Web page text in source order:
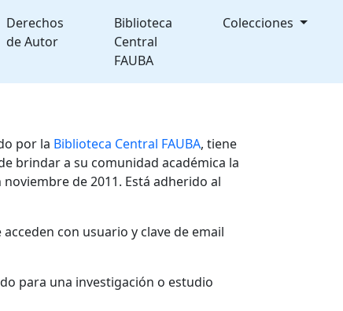
Derechos
de Autor
Biblioteca
Central
FAUBA
Colecciones
por la Biblioteca Central FAUBA, tiene
brindar a su comunidad académica la
de 2011. Está adherido al
con usuario y clave de email
para una investigación o estudio